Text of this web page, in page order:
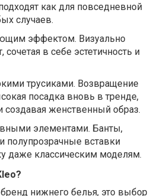
как для повседневной
случаев.
эффектом. Визуально
в себе эстетичность и
трусиками. Возвращение
посадка вновь в тренде,
создавая женственный образ.
элементами. Банты,
вставки
даже классическим моделям.
нижнего белья, это выбор